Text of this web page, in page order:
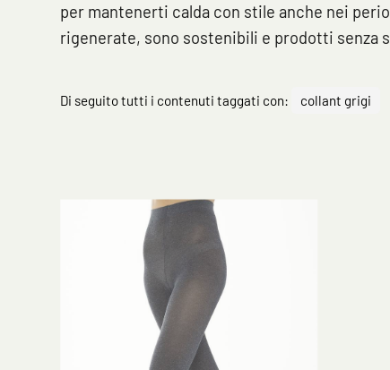
per mantenerti calda con stile anche nei
rigenerate, sono sostenibili e prodotti senza
Di seguito tutti i contenuti taggati con: collant grigi